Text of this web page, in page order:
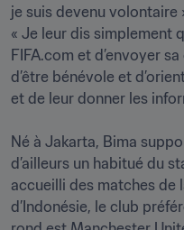
je suis devenu volontaire
« Je leur dis simplement
FIFA.com et d’envoyer
d’être bénévole et
et de leur donner les
Né à Jakarta, Bima
d’ailleurs un habitué du
accueilli des matches de
d’Indonésie, le club